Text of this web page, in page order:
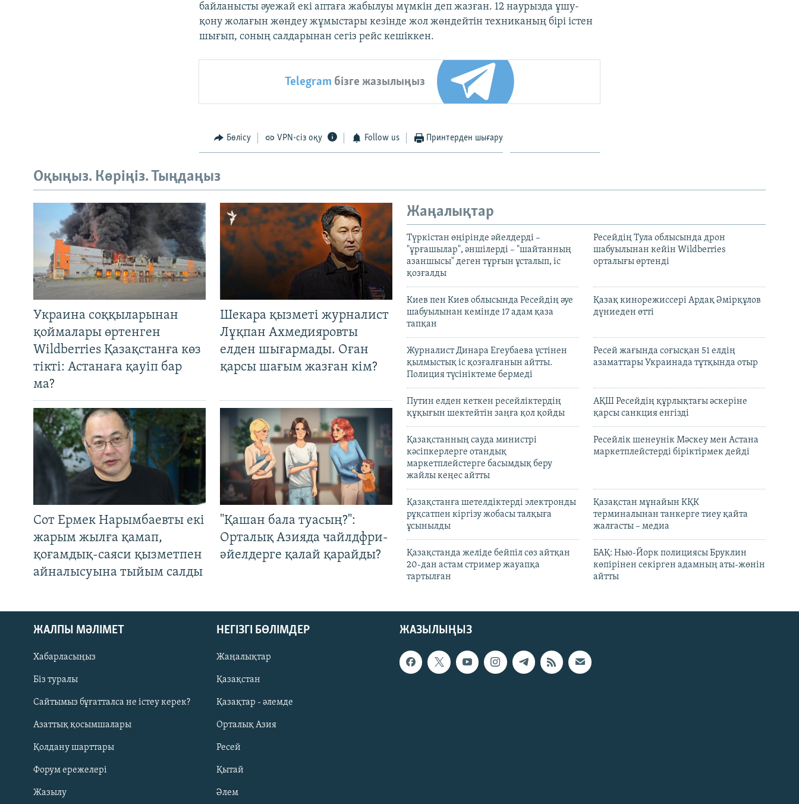
Русский
ЖАЗЫЛЫҢЫЗ
байланысты әуежай екі аптаға жабылуы мүмкін деп жазған. 12 наурызда ұшу-
қону жолағын жөндеу жұмыстары кезінде жол жөндейтін техниканың бірі істен
шығып, соның салдарынан сегіз рейс кешіккен.
Telegram бізге жазылыңыз
Бөлісу VPN-сіз оқу Follow us Принтерден шығару
Оқыңыз. Көріңіз. Тыңдаңыз
Украина соққыларынан
қоймалары өртенген
Wildberries Қазақстанға көз
тікті: Астанаға қауіп бар
ма?
Шекара қызметі журналист
Лұқпан Ахмедияровты
елден шығармады. Оған
қарсы шағым жазған кім?
Сот Ермек Нарымбаевты екі
жарым жылға қамап,
қоғамдық-саяси қызметпен
айналысуына тыйым салды
"Қашан бала туасың?":
Орталық Азияда чайлдфри-
әйелдерге қалай қарайды?
Жаңалықтар
Түркістан өңірінде әйелдерді –
"ұрғашылар", әншілерді – "шайтанның
азаншысы" деген тұрғын ұсталып, іс
қозғалды
Ресейдің Тула облысында дрон
шабуылынан кейін Wildberries
орталығы өртенді
Киев пен Киев облысында Ресейдің әуе
шабуылынан кемінде 17 адам қаза
тапқан
Қазақ кинорежиссері Ардақ Әмірқұлов
дүниеден өтті
Журналист Динара Егеубаева үстінен
қылмыстық іс қозғалғанын айтты.
Полиция түсініктеме бермеді
Ресей жағында соғысқан 51 елдің
азаматтары Украинада тұтқында отыр
Путин елден кеткен ресейліктердің
құқығын шектейтін заңға қол қойды
АҚШ Ресейдің құрлықтағы әскеріне
қарсы санкция енгізді
Қазақстанның сауда министрі
кәсіпкерлерге отандық
маркетплейстерге басымдық беру
жайлы кеңес айтты
Ресейлік шенеунік Мәскеу мен Астана
маркетплейстерді біріктірмек дейді
Қазақстанға шетелдіктерді электронды
рұқсатпен кіргізу жобасы талқыға
ұсынылды
Қазақстан мұнайын КҚК
терминалынан танкерге тиеу қайта
жалғасты – медиа
Қазақстанда желіде бейпіл сөз айтқан
20-дан астам стример жауапқа
тартылған
БАҚ: Нью-Йорк полициясы Бруклин
көпірінен секірген адамның аты-жөнін
айтты
ЖАЗЫЛЫҢЫЗ
ЖАЛПЫ МӘЛІМЕТ
Хабарласыңыз
Біз туралы
Сайтымыз бұғатталса не істеу керек?
Азаттық қосымшалары
Қолдану шарттары
Форум ережелері
Жазылу
НЕГІЗГІ БӨЛІМДЕР
Жаңалықтар
Қазақстан
Қазақтар - әлемде
Орталық Азия
Ресей
Қытай
Әлем